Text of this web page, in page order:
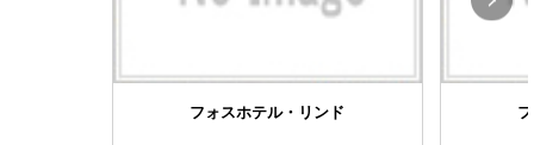
フォスホテル・リンド